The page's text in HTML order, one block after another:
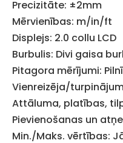
Precizitāte: ±2mm
Mērvienības: m/in/ft
Displejs: 2.0 collu LCD
Burbulis: Divi gaisa
Pitagora mērījumi:
Vienreizēja/
Attāluma, platības,
Pievienošanas un
Min./Maks. vērtības: